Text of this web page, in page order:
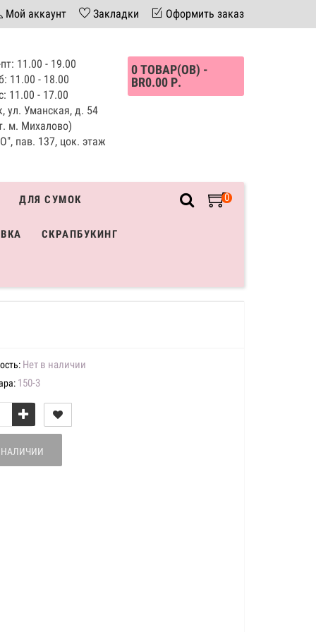
Мой аккаунт Закладки Оформить заказ
11.00 - 19.00
11.00 - 18.00
11.00 - 17.00
ул. Уманская, д. 54
м. Михалово)
пав. 137, цок. этаж
0 ТОВАР(ОВ) -
BR0.00 Р.
0
ДЛЯ СУМОК
СКРАПБУКИНГ
Нет в наличии
150-3
НАЛИЧИИ